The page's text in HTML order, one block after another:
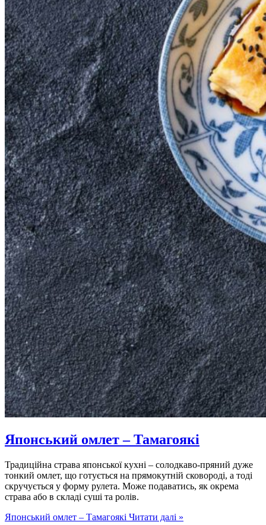
Японський омлет – Тамагоякі
Традиційна страва японської кухні – солодкаво-пряний дуже
тонкий омлет, що готується на прямокутній сковороді, а тоді
скручується у форму рулета. Може подаватись, як окрема
страва або в складі суші та ролів.
Японський омлет – Тамагоякі Читати далі »